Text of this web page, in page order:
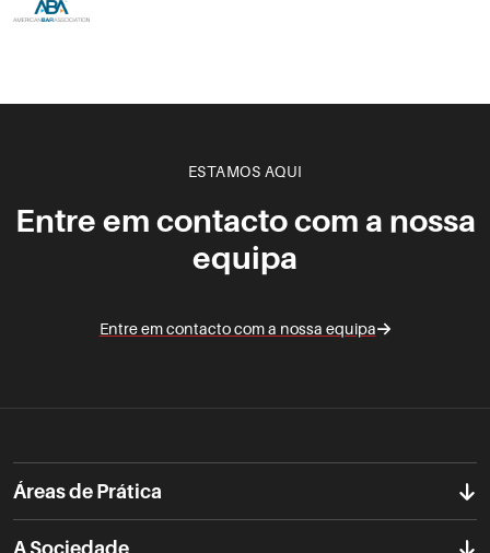
ESTAMOS AQUI
Entre em contacto com a nossa
equipa
Entre em contacto com a nossa equipa
Áreas de Prática
A Sociedade